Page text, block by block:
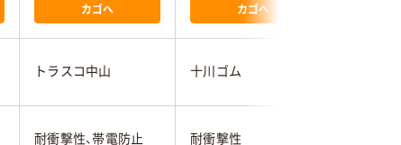
カゴへ カゴへ
トラスコ中山 十川ゴム
耐衝撃性、帯電防止 耐衝撃性